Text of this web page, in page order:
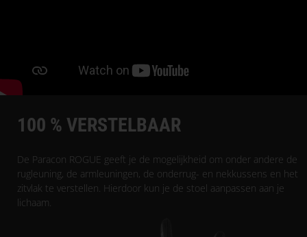
100 % VERSTELBAAR
De Paracon ROGUE geeft je de mogelijkheid om onder andere de
rugleuning, de armleuningen, de onderrug- en nekkussens en het
zitvlak te verstellen. Hierdoor kun je de stoel aanpassen aan je
lichaam.